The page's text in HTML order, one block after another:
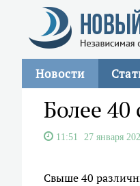
Новости
Более
11:51 27 января
Свыше 40